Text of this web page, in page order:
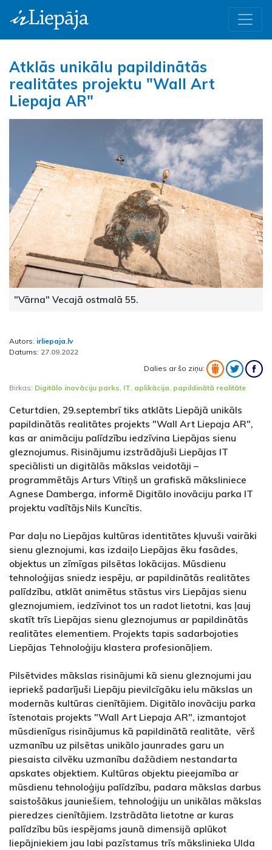
Atklās unikālu papildinātās
realitātes projektu "Wall Art
Liepaja AR"
"Vārna" Vecajā ostmalā 55.
Autors: irliepaja.lv
Datums: 27.09.2022
Dalies ar šo ziņu:
Birkas: Digitālo inovāciju parks, IT, aplikācija, papildinātā realitāte
Ceturtdien, 29.septembrī tiks atklāts Liepājā unikāls
papildinātās realitātes projekts "Wall Art Liepaja AR",
kas ar animāciju palīdzību iedzīvina Liepājas sienu
gleznojumus. Risinājumu izstrādājuši Liepājas IT
speciālisti un digitālās mākslas veidotāji –
programmētājs Arturs Vītiņš un grafiskā māksliniece
Agnese Damberga, informē Digitālo inovāciju parka IT
projektu vadītājs Nils Kuncītis.
Par daļu no Liepājas kultūras identitātes kļuvuši vairāki
sienu gleznojumi, kas izdaiļo Liepājas ēku fasādes,
objektus un zīmīgas pilsētas lokācijas. Mūsdienu
tehnoloģijas sniedz iespēju, ar papildinātās realitātes
palīdzību, atklāt animētus stāstus virs Liepājas sienu
gleznojumiem, iedzīvinot tos un radot lietotni, kas ļauj
skatīt trīs Liepājas sienu gleznojumus ar papildinātās
realitātes elementiem. Projekts tapis sadarbojoties
Liepājas Tehnoloģiju klastera profesionāļiem.
Pilsētvides mākslas risinājumi kā sienu gleznojumi jau
iepriekš padarījuši Liepāju pievilcīgāku ielu mākslas un
modernās kultūras cienītājiem. Digitālo inovāciju parka
īstenotais projekts "Wall Art Liepaja AR", izmantojot
mūsdienīgus risinājumus kā papildinātā realitāte, vērš
uzmanību uz pilsētas unikālo jaunrades garu un
piesaista cilvēku uzmanību dažādiem nestandarta
apskates objektiem. Kultūras objektu pieejamība ar
mūsdienu tehnoloģiju palīdzību, padara mākslas darbus
saistošākus jauniešiem, tehnoloģiju un unikālas mākslas
pieredzes cienītājiem. Izstrādāta lietotne ar kuras
palīdzību būs iespējams jaunā dimensijā aplūkot
liepājniekiem jau labi pazīstamus trīs mākslinieka Ulda